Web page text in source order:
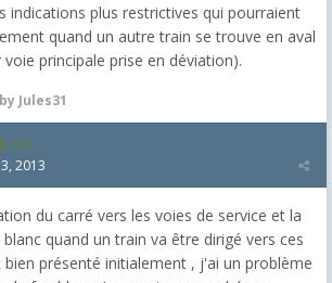
indications plus restrictives qui pourraient
quand un autre train se trouve en aval
principale prise en déviation).
by Jules31
101
2013
du carré vers les voies de service et la
quand un train va être dirigé vers ces
bien présenté initialement , j'ai un problème